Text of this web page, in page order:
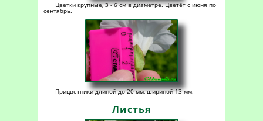
Цветки крупные, 3 - 6 см в диаметре. Цветёт с июня по
сентябрь.
Прицветники длиной до 20 мм, шириной 13 мм.
Листья